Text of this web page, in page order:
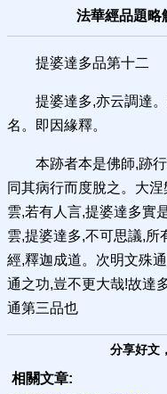
法華經品題
提婆達多品第十二
提婆達多,亦云調達
名。即因緣釋。
本跡者本是佛師,跡
同其病行而度脫之。大
雲,若有人言,提婆達多實
雲,提婆達多,不可思議,所
經,釋迦成道。次明文殊
通之功,豈不更大哉!故達
通第三品也
分享好文
相關文章: